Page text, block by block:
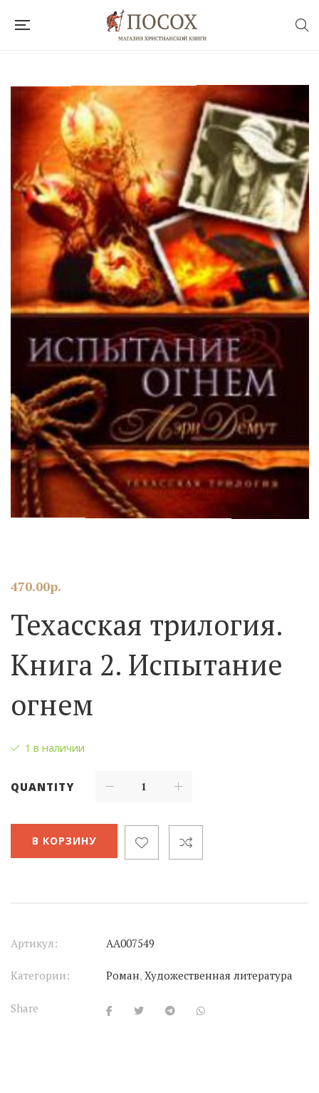
470.00р.
Техасская трилогия.
Книга 2. Испытание
огнем
1 в наличии
QUANTITY
В КОРЗИНУ
Артикул: АА007549
Категории: Роман, Художественная литература
Share